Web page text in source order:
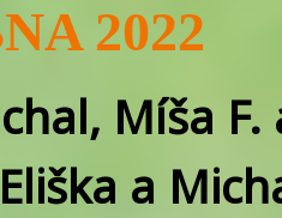
2022
Míša
a